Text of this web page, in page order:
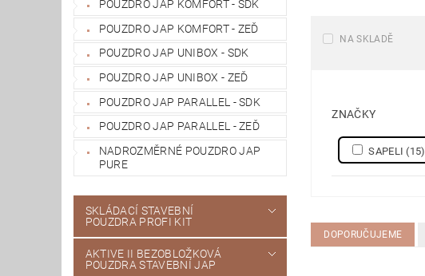
POUZDRO JAP KOMFORT - SDK
POUZDRO JAP KOMFORT - ZEĎ
POUZDRO JAP UNIBOX - SDK
POUZDRO JAP UNIBOX - ZEĎ
POUZDRO JAP PARALLEL - SDK
POUZDRO JAP PARALLEL - ZEĎ
NADROZMĚRNÉ POUZDRO JAP
PURE
SKLÁDACÍ STAVEBNÍ
POUZDRA PROFI KIT
AKTIVE II BEZOBLOŽKOVÁ
POUZDRA STAVEBNÍ JAP
NA SKLADĚ
ZNAČKY
SAPELI(15)
DOPORUČUJEME